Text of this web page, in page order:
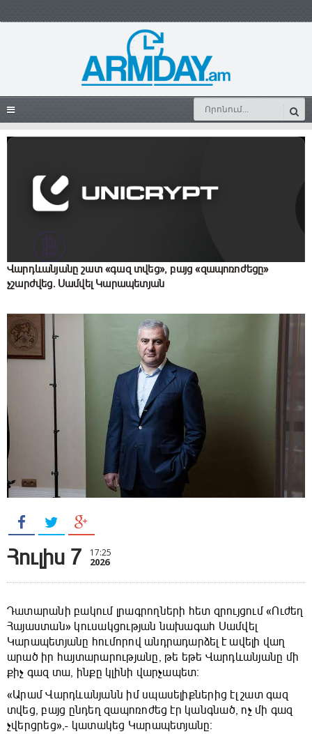
Վարդևանյանը շատ «գազ տվեց», բայց «զապոռոժեցը»
չշարժվեց. Սամվել Կարապետյան
Հուլիս 7 17:25
2026
Դատարանի բակում լրագրողների հետ զրույցում «Ուժեղ
Հայաստան» կուսակցության նախագահ Սամվել
Կարապետյանը հումորով անդրադարձել է ավելի վաղ
արած իր հայտարարությանը, թե եթե Վարդևանյանը մի
քիչ գազ տա, ինքը կլինի վարչապետ։
«Արամ Վարդևանյանն իմ սպասելիքներից էլ շատ գազ
տվեց, բայց ընդեղ զապոռոժեց էր կանգնած, ոչ մի գազ
չվերցրեց»,- կատակեց Կարապետյանը։